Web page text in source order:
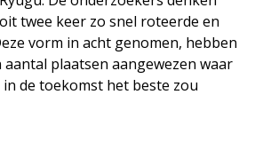
twee keer zo snel roteerde en
vorm in acht genomen, hebben
plaatsen aangewezen waar
de toekomst het beste zou